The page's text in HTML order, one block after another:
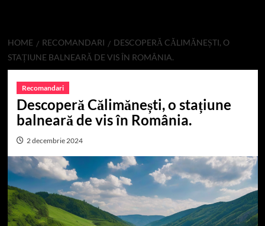
HOME RECOMANDARI
DESCOPERĂ CĂLIMĂNEȘTI, O
STAȚIUNE BALNEARĂ DE VIS ÎN ROMÂNIA.
Recomandari
Descoperă Călimănești, o stațiune
balneară de vis în România.
2 decembrie 2024